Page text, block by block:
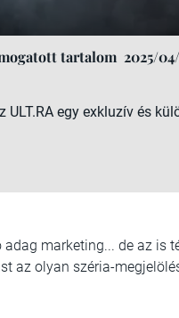
tartalom 2025/
ULT.RA egy exkluzív és
marketing... de az is
az olyan széria-